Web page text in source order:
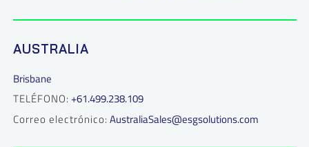
AUSTRALIA
Brisbane
TELÉFONO: +61.499.238.109
Correo electrónico: AustraliaSales@esgsolutions.com